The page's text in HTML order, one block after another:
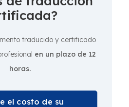
traducido y certificado
en un plazo de 12
horas.
el costo de su